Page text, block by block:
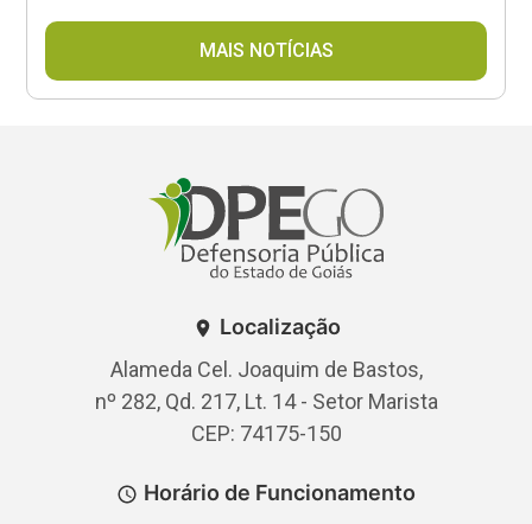
MAIS NOTÍCIAS
Localização
Alameda Cel. Joaquim de Bastos,
nº 282, Qd. 217, Lt. 14 - Setor Marista
CEP: 74175-150
Horário de Funcionamento